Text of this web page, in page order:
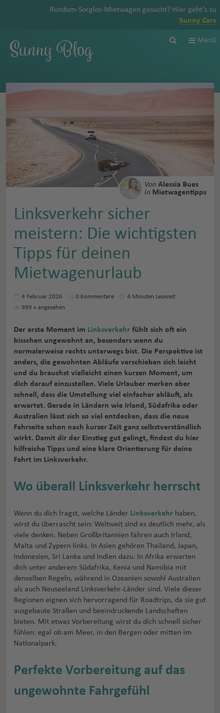
Rundum-Sorglos-Mietwagen gesucht? Hier geht’s zu
Sunny Cars
Sunny Blog Menü
Von Alessia Bues
in Mietwagentipps
Linksverkehr sicher
meistern: Die wichtigsten
Tipps für deinen
Mietwagenurlaub
4 Februar 2026 0 Kommentare
4 Minuten Lesezeit
999 x angesehen
Der erste Moment im Linksverkehr fühlt sich oft ein
bisschen ungewohnt an, besonders wenn du
normalerweise rechts unterwegs bist. Die Perspektive ist
anders, die gewohnten Abläufe verschieben sich leicht
und du brauchst vielleicht einen kurzen Moment, um
dich darauf einzustellen. Viele Urlauber merken aber
schnell, dass die Umstellung viel einfacher abläuft, als
erwartet. Gerade in Ländern wie Irland, Südafrika oder
Australien lässt sich so viel entdecken, dass die neue
Fahrseite schon nach kurzer Zeit ganz selbstverständlich
wirkt. Damit dir der Einstieg gut gelingt, findest du hier
hilfreiche Tipps und eine klare Orientierung für deine
Fahrt im Linksverkehr.
Wo überall Linksverkehr herrscht
Wenn du dich fragst, welche Länder Linksverkehr haben,
wirst du überrascht sein: Weltweit sind es deutlich mehr, als
viele denken. Neben Großbritannien fahren auch Irland,
Malta und Zypern links. In Asien gehören Thailand, Japan,
Indonesien, Sri Lanka und Indien dazu. In Afrika erwarten
dich unter anderem Südafrika, Kenia und Namibia mit
denselben Regeln, während in Ozeanien sowohl Australien
als auch Neuseeland Linksverkehr-Länder sind. Viele dieser
Regionen eignen sich hervorragend für Roadtrips, da sie gut
ausgebaute Straßen und beeindruckende Landschaften
bieten. Mit etwas Vorbereitung wirst du dich schnell sicher
fühlen: egal ob am Meer, in den Bergen oder mitten im
Nationalpark.
Perfekte Vorbereitung auf das
ungewohnte Fahrgefühl